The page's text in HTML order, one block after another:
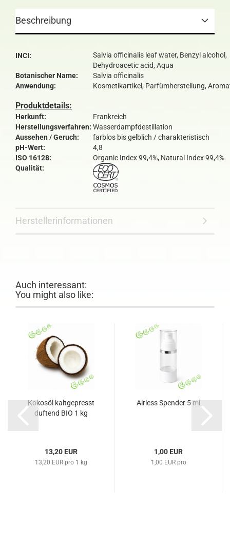
Beschreibung
INCI:
Salvia officinalis leaf water, Benzyl alcohol,
Dehydroacetic acid, Aqua
Botanischer Name:
Salvia officinalis
Anwendung:
Kosmetikartikel, Parfümherstellung,
Produktdetails:
Herkunft:
Frankreich
Herstellungsverfahren: Wasserdampfdestillation
Aussehen / Geruch:
farblos bis gelblich / charakteristisch
pH-Wert:
4,8
ISO 16128:
Organic Index 99,4%, Natural Index 99,4%
Qualität:
Herstellerinformationen
Auch interessant:
You might also like:
Kokosöl kaltgepresst
duftend BIO 1 kg
13,20 EUR
13,20 EUR pro 1 kg
Airless Spender 5 ml
1,00 EUR
1,00 EUR pro